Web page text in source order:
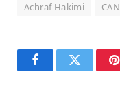
Achraf Hakimi
FacebookTwitter